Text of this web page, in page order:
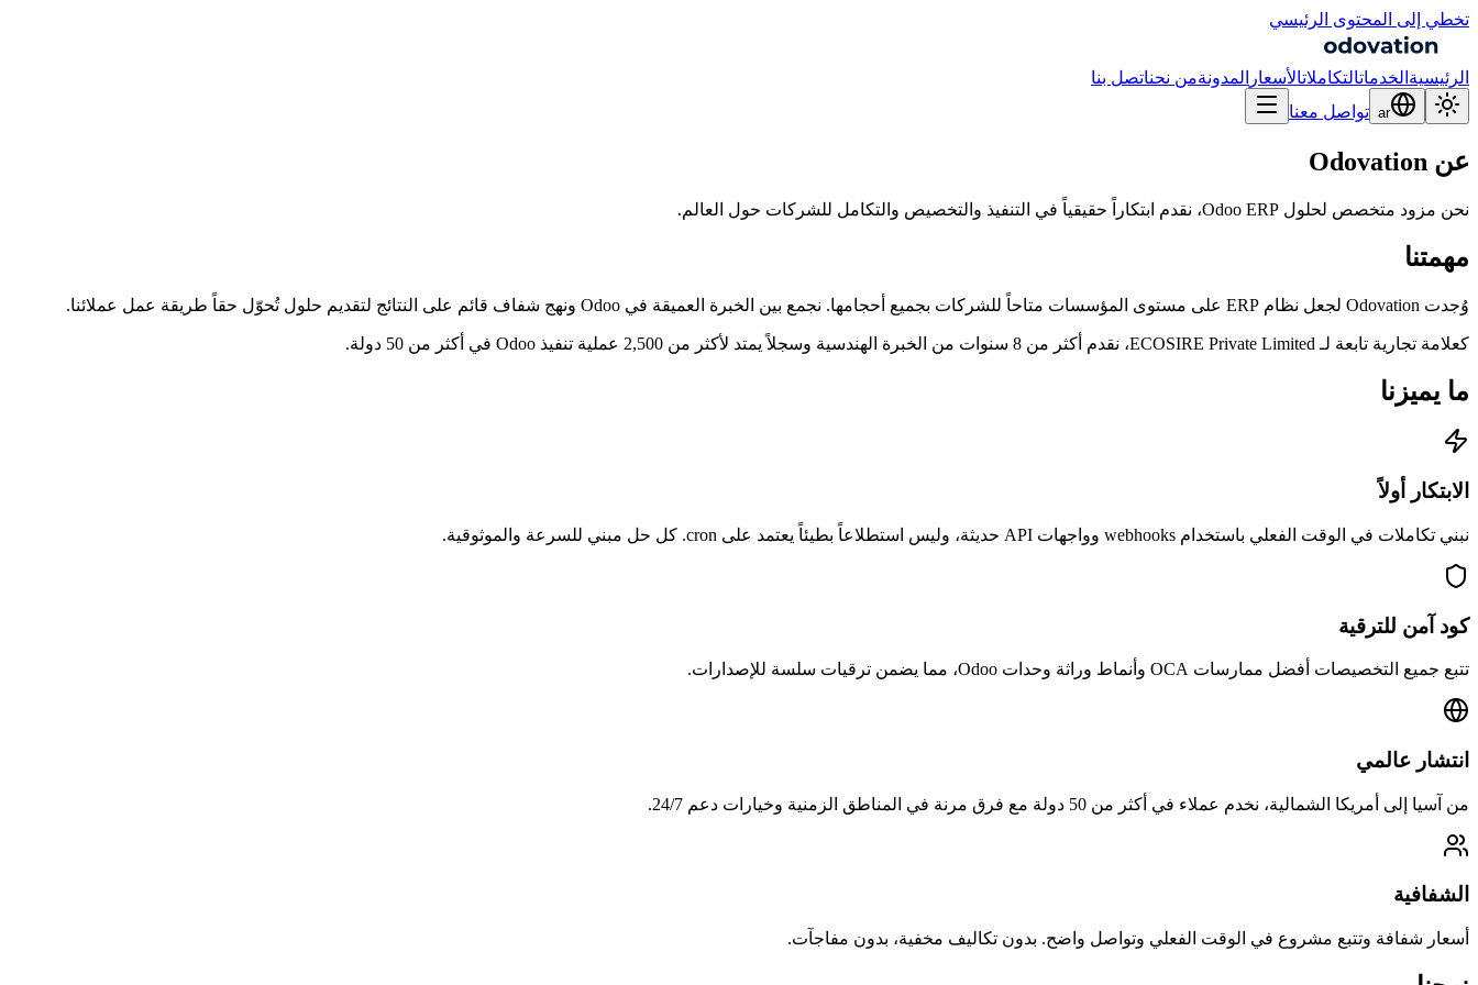
تخطي إلى المحتوى الرئيسي
الرئيسية الخدماتالتكاملاتالأسعار المدونةمن نحناتصل بنا
ar تواصل معنا
عن Odovation
نحن مزود متخصص لحلول Odoo ERP، نقدم ابتكاراً حقيقياً في التنفيذ والتخصيص والتكامل للشركات حول العالم.
مهمتنا
وُجدت Odovation لجعل نظام ERP على مستوى المؤسسات متاحاً للشركات بجميع أحجامها. نجمع بين الخبرة العميقة في Odoo ونهج شفاف قائم على النتائج لتقديم حلول تُحوّل حقاً طريقة عمل عملائنا.
كعلامة تجارية تابعة لـ ECOSIRE Private Limited، نقدم أكثر من 8 سنوات من الخبرة الهندسية وسجلاً يمتد لأكثر من 2,500 عملية تنفيذ Odoo في أكثر من 50 دولة.
ما يميزنا
الابتكار أولاً
نبني تكاملات في الوقت الفعلي باستخدام webhooks وواجهات API حديثة، وليس استطلاعاً بطيئاً يعتمد على cron. كل حل مبني للسرعة والموثوقية.
كود آمن للترقية
تتبع جميع التخصيصات أفضل ممارسات OCA وأنماط وراثة وحدات Odoo، مما يضمن ترقيات سلسة للإصدارات.
انتشار عالمي
من آسيا إلى أمريكا الشمالية، نخدم عملاء في أكثر من 50 دولة مع فرق مرنة في المناطق الزمنية وخيارات دعم 24/7.
الشفافية
أسعار شفافة وتتبع مشروع في الوقت الفعلي وتواصل واضح. بدون تكاليف مخفية، بدون مفاجآت.